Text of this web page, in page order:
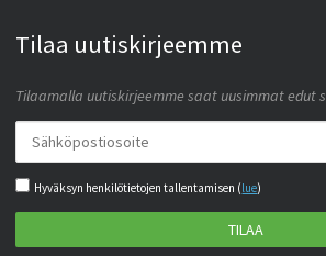
Tilaa uutiskirjeemme
Tilaamalla uutiskirjeemme saat uusimmat edut
Hyväksyn henkilötietojen tallentamisen (lue)
TILAA